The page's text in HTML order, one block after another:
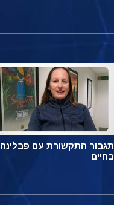
תגבור התקשורת עם פבלינה
בחיים